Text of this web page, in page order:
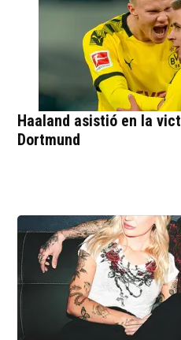
Haaland asistió en la
Dortmund